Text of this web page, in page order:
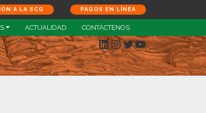
A LA SCG PAGOS EN LÍNEA
ACTUALIDAD CONTÁCTENOS
LinkedIn
Instagram
Twitter
YouTube